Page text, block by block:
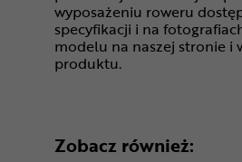
wyposażeniu roweru
specyfikacji i na
modelu na naszej stronie i
produktu.
Zobacz również: